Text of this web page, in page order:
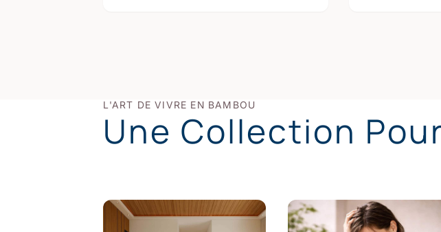
L'ART DE VIVRE EN BAMBOU
Une Collection